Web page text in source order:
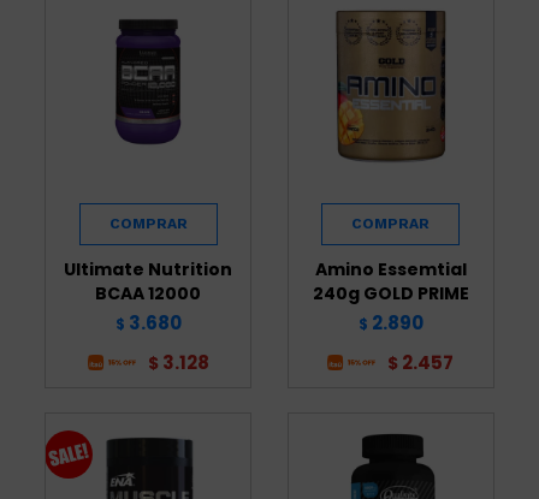
Ultimate Nutrition
BCAA 12000
$ 3.680
$ 3.128
Amino Essemtial
240g GOLD PRIME
$ 2.890
$ 2.457